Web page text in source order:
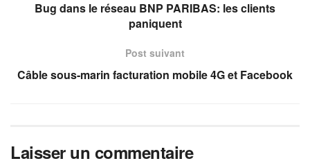
Bug dans le réseau BNP PARIBAS: les clients
paniquent
Post suivant
Câble sous-marin facturation mobile 4G et Facebook
Laisser un commentaire